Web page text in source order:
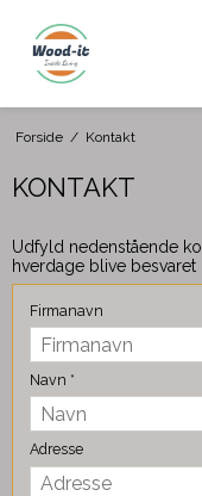
Forside / Kontakt
KONTAKT
Udfyld nedenstående
hverdage blive besvaret
Firmanavn
Navn *
Adresse